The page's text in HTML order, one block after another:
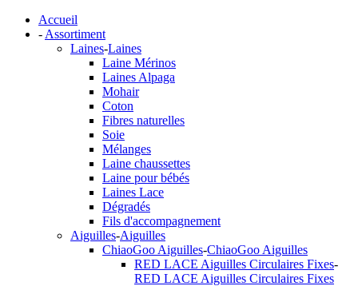
Accueil
- Assortiment
Laines-Laines
Laine Mérinos
Laines Alpaga
Mohair
Coton
Fibres naturelles
Soie
Mélanges
Laine chaussettes
Laine pour bébés
Laines Lace
Dégradés
Fils d'accompagnement
Aiguilles-Aiguilles
ChiaoGoo Aiguilles-ChiaoGoo Aiguilles
RED LACE Aiguilles Circulaires Fixes-
RED LACE Aiguilles Circulaires Fixes